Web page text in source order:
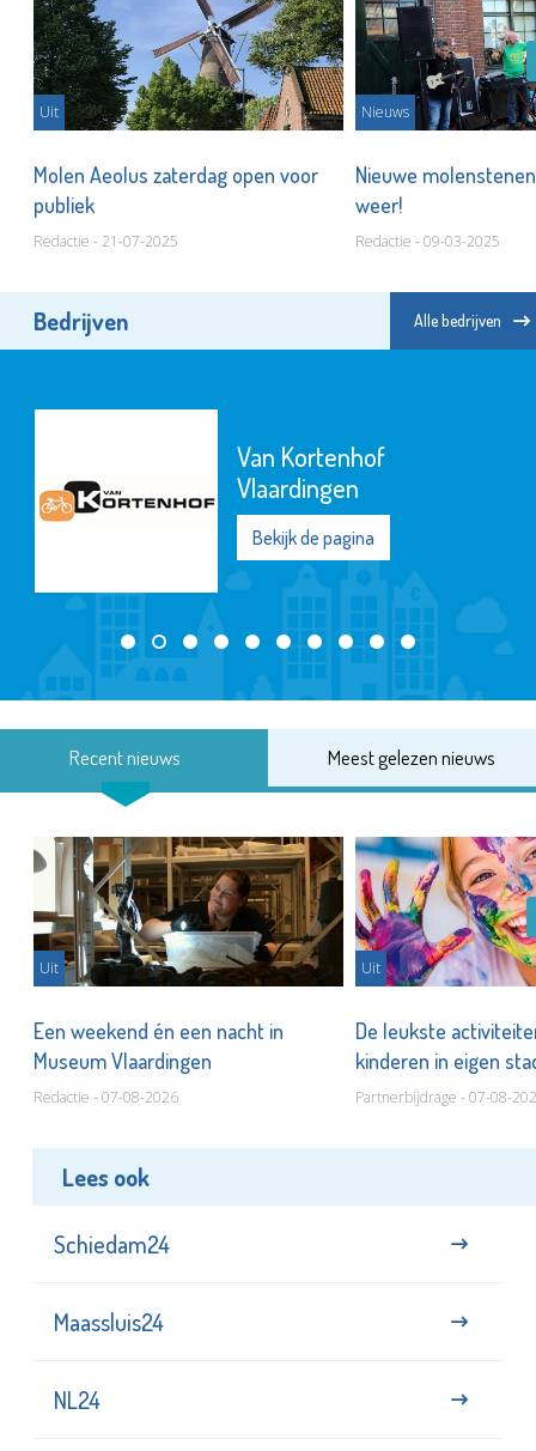
Uit
Molen Aeolus zaterdag open voor
publiek
Redactie - 21-07-2025
Nieuws
Nieuwe
weer!
Redactie - 09-03-2025
Bedrijven Alle bedrijven
Van Kortenhof
Vlaardingen
Bekijk de pagina
Recent nieuws Meest gelezen nieuws
Uit
Een weekend én een nacht in
Museum Vlaardingen
Redactie - 07-08-2026
Uit
De leukste
kinderen in eigen
Partnerbijdrage - 07-08-
Lees ook
Schiedam24
Maassluis24
NL24